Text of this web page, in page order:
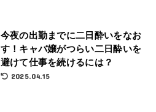
今夜の出勤までに二日酔いをなお
す！キャバ嬢がつらい二日酔いを
避けて仕事を続けるには？
2025.04.15